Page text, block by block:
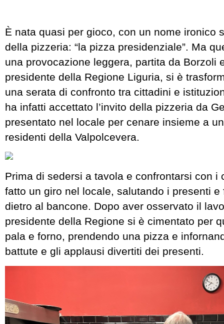
È nata quasi per gioco, con un nome ironico
della pizzeria: “la pizza presidenziale”. Ma
una provocazione leggera, partita da Borzoli
presidente della Regione Liguria, si è
una serata di confronto tra cittadini e
ha infatti accettato l’invito della pizzeria da
presentato nel locale per cenare insieme a
residenti della Valpolcevera.
Prima di sedersi a tavola e confrontarsi con i
fatto un giro nel locale, salutando i presenti e
dietro al bancone. Dopo aver osservato il
presidente della Regione si è cimentato per
pala e forno, prendendo una pizza e
battute e gli applausi divertiti dei presenti.